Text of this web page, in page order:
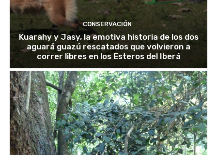
CONSERVACIÓN
Kuarahy y Jasy, la emotiva historia de los dos
aguará guazú rescatados que volvieron a
correr libres en los Esteros del Iberá